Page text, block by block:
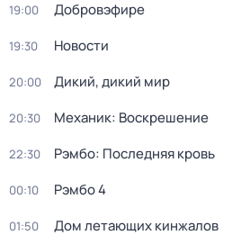
19:00 Добровэфире
19:30 Новости
20:00 Дикий, дикий мир
20:30 Механик: Воскрешение
22:30 Рэмбо: Последняя кровь
00:10 Рэмбо 4
01:50 Дом летающих кинжалов